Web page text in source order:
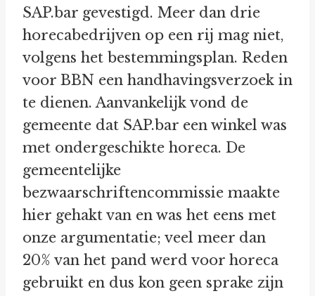
SAP.bar gevestigd. Meer dan drie
horecabedrijven op een rij mag niet,
volgens het bestemmingsplan. Reden
voor BBN een handhavingsverzoek in
te dienen. Aanvankelijk vond de
gemeente dat SAP.bar een winkel was
met ondergeschikte horeca. De
gemeentelijke
bezwaarschriftencommissie maakte
hier gehakt van en was het eens met
onze argumentatie; veel meer dan
20% van het pand werd voor horeca
gebruikt en dus kon geen sprake zijn